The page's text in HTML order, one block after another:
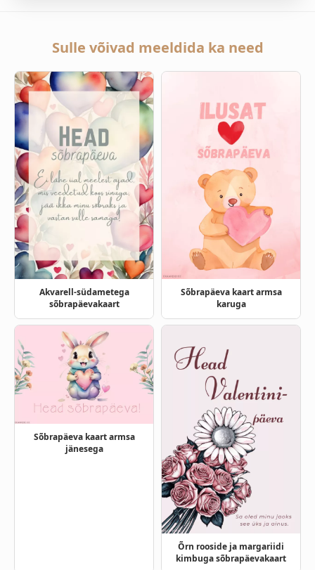
Sulle võivad meeldida ka need
Akvarell-südametega
sõbrapäevakaart
Sõbrapäeva kaart armsa
karuga
Sõbrapäeva kaart armsa
jänesega
Õrn rooside ja margariidi
kimbuga sõbrapäevakaart